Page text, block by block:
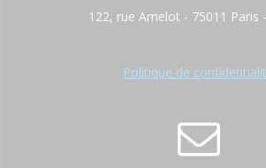
122, rue Amelot - 75011 Paris
Politique de